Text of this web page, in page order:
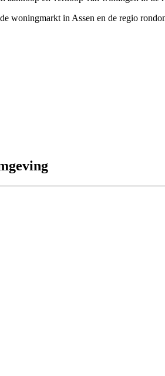
woningmarkt in Assen en de regio